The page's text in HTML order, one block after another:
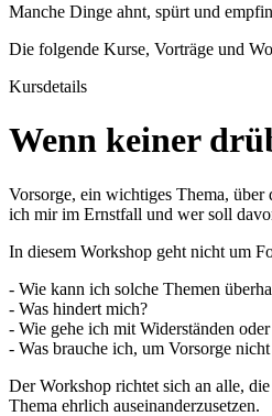
Manche Dinge ahnt, spürt und
Die folgende Kurse, Vorträge und
Kursdetails
Wenn keiner
Vorsorge, ein wichtiges Thema, über
ich mir im Ernstfall und wer soll
In diesem Workshop geht nicht um
- Wie kann ich solche Themen
- Was hindert mich?
- Wie gehe ich mit Widerständen
- Was brauche ich, um Vorsorge
Der Workshop richtet sich an alle,
Thema ehrlich auseinanderzusetzen.